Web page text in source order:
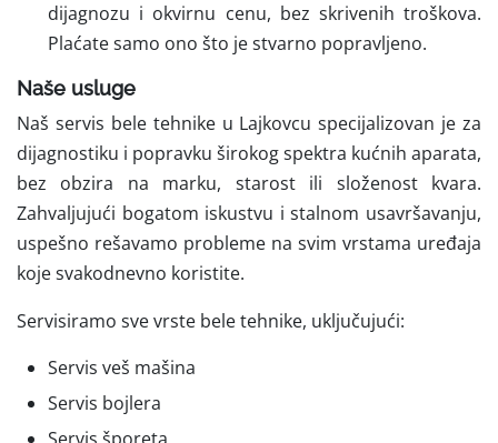
dijagnozu i okvirnu cenu, bez skrivenih troškova.
Plaćate samo ono što je stvarno popravljeno.
Naše usluge
Naš servis bele tehnike u Lajkovcu specijalizovan je za
dijagnostiku i popravku širokog spektra kućnih aparata,
bez obzira na marku, starost ili složenost kvara.
Zahvaljujući bogatom iskustvu i stalnom usavršavanju,
uspešno rešavamo probleme na svim vrstama uređaja
koje svakodnevno koristite.
Servisiramo sve vrste bele tehnike, uključujući:
Servis veš mašina
Servis bojlera